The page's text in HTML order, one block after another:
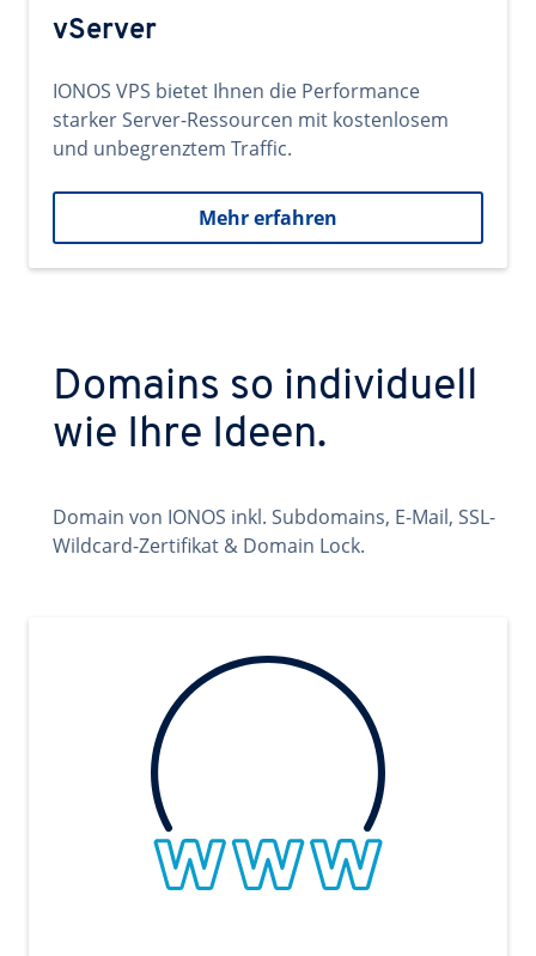
vServer
IONOS VPS bietet Ihnen die Performance
starker Server-Ressourcen mit kostenlosem
und unbegrenztem Traffic.
Mehr erfahren
Domains so individuell
wie Ihre Ideen.
Domain von IONOS inkl. Subdomains, E-Mail, SSL-
Wildcard-Zertifikat & Domain Lock.